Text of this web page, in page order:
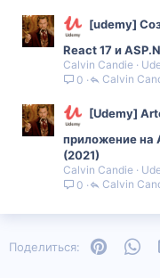
[udemy]
React 17 и
Calvin Candie
0
Calvin
[Udemy]
приложение на
(2021)
Calvin Candie
0
Calvin
Поделиться: Pinterest